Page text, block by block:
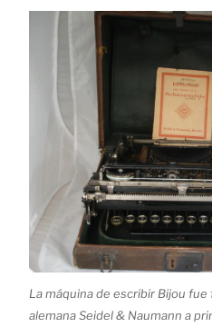
La máquina de escribir Bijou
alemana Seidel & Naumann a